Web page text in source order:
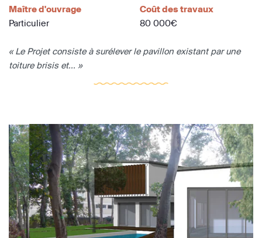
Maître d'ouvrage
Particulier
Coût des travaux
80 000€
« Le Projet consiste à surélever le pavillon existant par une
toiture brisis et... »